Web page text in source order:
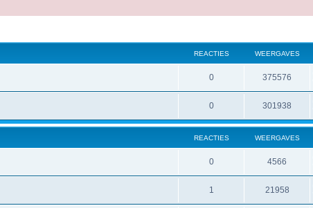
REACTIES WEERGAVES
0 375576
0 301938
REACTIES WEERGAVES
0 4566
1 21958